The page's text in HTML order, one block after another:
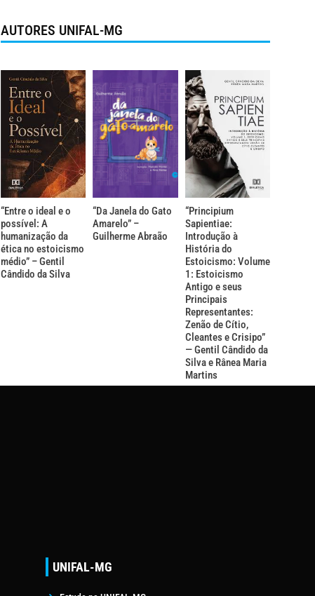
AUTORES UNIFAL-MG
“Entre o ideal e o
possível: A
humanização da
ética no estoicismo
médio” – Gentil
Cândido da Silva
“Da Janela do Gato
Amarelo” –
Guilherme Abraão
“Principium
Sapientiae:
Introdução à
História do
Estoicismo: Volume
1: Estoicismo
Antigo e seus
Principais
Representantes:
Zenão de Cítio,
Cleantes e Crisipo”
— Gentil Cândido da
Silva e Rânea Maria
Martins
UNIFAL-MG